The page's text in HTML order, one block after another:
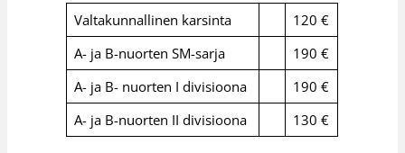
Valtakunnallinen karsinta
120 €
A- ja B-nuorten SM-sarja
190 €
A- ja B- nuorten I divisioona
190 €
A- ja B-nuorten II divisioona
130 €